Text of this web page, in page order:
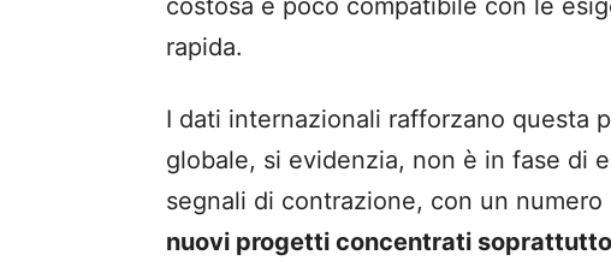
costosa e poco compatibile con le
rapida.
I dati internazionali rafforzano questa
globale, si evidenzia, non è in fase di
segnali di contrazione, con un numero
nuovi progetti concentrati